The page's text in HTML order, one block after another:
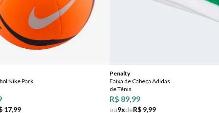
Nike Park
17,99
Penalty
Faixa de Cabeça Adidas
de Tênis
R$ 89,99
ou9xdeR$ 9,99